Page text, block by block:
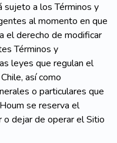
a los Términos y
al momento en que
el derecho de modificar
Términos y
leyes que regulan el
así como
o particulares que
se reserva el
o dejar de operar el Sitio